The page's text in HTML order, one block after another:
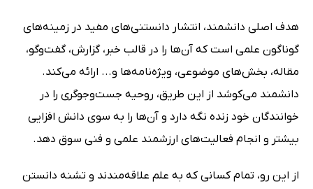
هدف اصلی دانشمند، انتشار دانستنی‌های مفید در زمینه‌های
گوناگون علمی است که آن‌ها را در قالب خبر، گزارش، گفت‌وگو،
مقاله، بخش‌های موضوعی، ویژه‌نامه‌ها و... ارائه می‌کند.
دانشمند می‌کوشد از این طریق، روحیه جست‌وجوگری را در
خوانندگان خود زنده نگه دارد و آن‌ها را به سوی دانش افزایی
بیشتر و انجام فعالیت‌های ارزشمند علمی و فنی سوق دهد.
از این‌ رو، تمام کسانی که به علم علاقه‌مندند و تشنه دانستن